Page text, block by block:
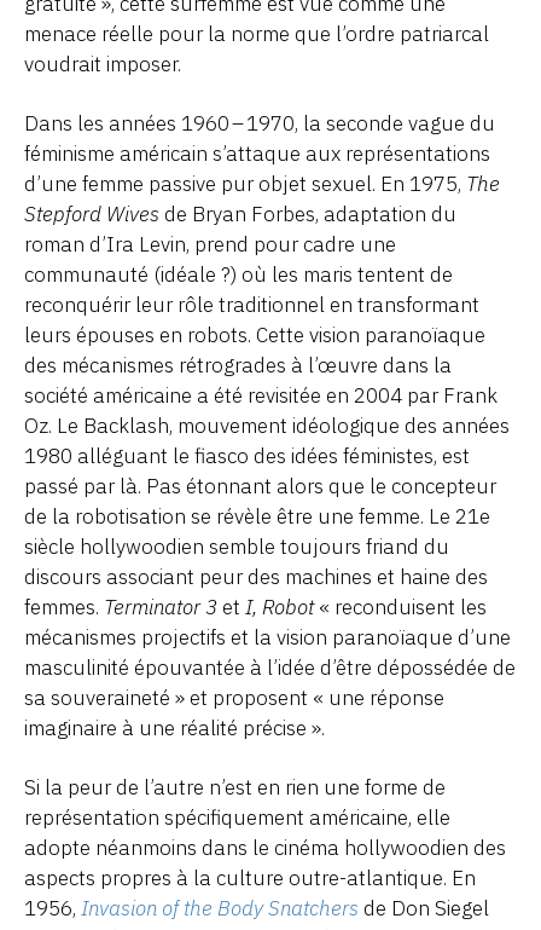
menace réelle pour la norme que l’ordre patriarcal
voudrait imposer.
Dans les années 1960 – 1970, la seconde vague du
féminisme américain s’attaque aux représentations
d’une femme passive pur objet sexuel. En 1975, The
Stepford Wives de Bryan Forbes, adaptation du
roman d’Ira Levin, prend pour cadre une
communauté (idéale ?) où les maris tentent de
reconquérir leur rôle traditionnel en transformant
leurs épouses en robots. Cette vision paranoïaque
des mécanismes rétrogrades à l’œuvre dans la
société américaine a été revisitée en 2004 par Frank
Oz. Le Backlash, mouvement idéologique des années
1980 alléguant le fiasco des idées féministes, est
passé par là. Pas étonnant alors que le concepteur
de la robotisation se révèle être une femme. Le 21e
siècle hollywoodien semble toujours friand du
discours associant peur des machines et haine des
femmes. Terminator 3 et I, Robot« reconduisent les
mécanismes projectifs et la vision paranoïaque d’une
masculinité épouvantée à l’idée d’être dépossédée de
sa souveraineté » et proposent « une réponse
imaginaire à une réalité précise ».
Si la peur de l’autre n’est en rien une forme de
représentation spécifiquement américaine, elle
adopte néanmoins dans le cinéma hollywoodien des
aspects propres à la culture outre-atlantique. En
1956, Invasion of the Body Snatchers de Don Siegel